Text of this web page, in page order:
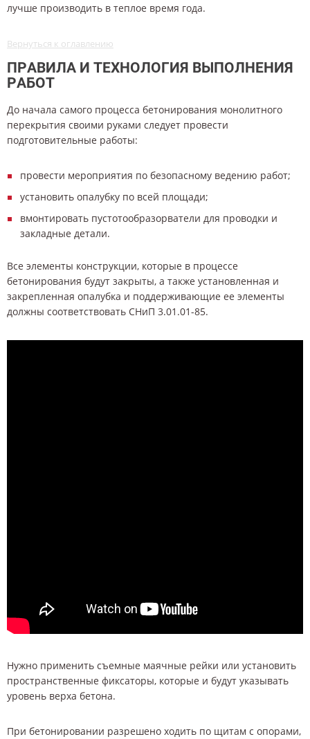
лучше производить в теплое время года.
Вернуться к оглавлению
ПРАВИЛА И ТЕХНОЛОГИЯ ВЫПОЛНЕНИЯ
РАБОТ
До начала самого процесса бетонирования монолитного
перекрытия своими руками следует провести
подготовительные работы:
провести мероприятия по безопасному ведению работ;
установить опалубку по всей площади;
вмонтировать пустотообразорватели для проводки и
закладные детали.
Все элементы конструкции, которые в процессе
бетонирования будут закрыты, а также установленная и
закрепленная опалубка и поддерживающие ее элементы
должны соответствовать СНиП 3.01.01-85.
Нужно применить съемные маячные рейки или установить
пространственные фиксаторы, которые и будут указывать
уровень верха бетона.
При бетонировании разрешено ходить по щитам с опорами,